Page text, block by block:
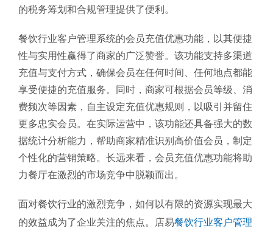
的税务筹划和合规管理提供了便利。
餐饮行业客户管理系统的会员充值优惠功能，以其便捷
性与实用性赢得了商家的广泛赞誉。该功能支持多渠道
充值与支付方式，确保会员在任何时间、任何地点都能
享受便捷的充值服务。同时，商家可根据会员等级、消
费频次等因素，自主设定充值优惠规则，以吸引并留住
更多忠实会员。在实际运营中，该功能还具备强大的数
据统计分析能力，帮助商家精准识别高价值会员，制定
个性化的营销策略。长远来看，会员充值优惠功能将助
力餐厅在激烈的市场竞争中脱颖而出。
面对餐饮行业的激烈竞争，如何以有限的资源实现最大
的效益成为了企业关注的焦点。店易餐饮行业客户管理